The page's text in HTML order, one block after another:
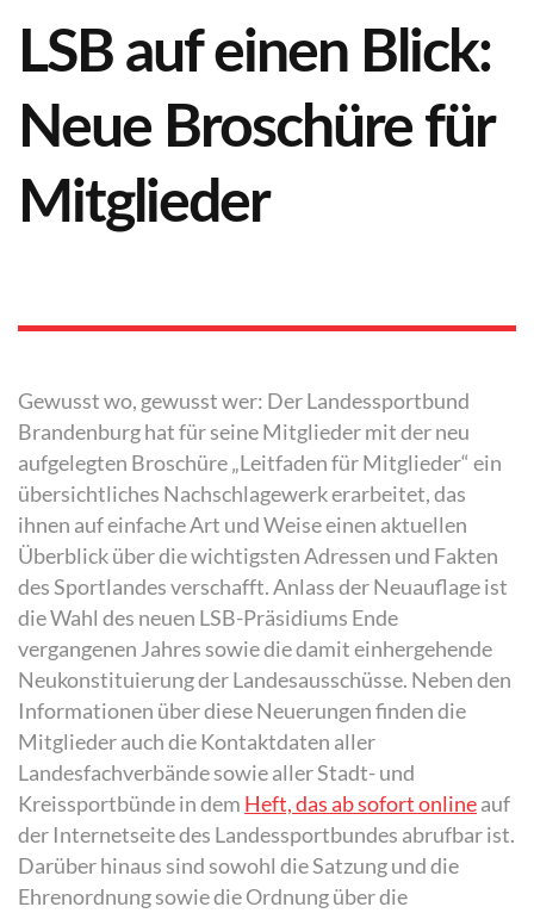
LSB auf einen Blick:
Neue Broschüre für
Mitglieder
Gewusst wo, gewusst wer: Der Landessportbund
Brandenburg hat für seine Mitglieder mit der neu
aufgelegten Broschüre „Leitfaden für Mitglieder“ ein
übersichtliches Nachschlagewerk erarbeitet, das
ihnen auf einfache Art und Weise einen aktuellen
Überblick über die wichtigsten Adressen und Fakten
des Sportlandes verschafft. Anlass der Neuauflage ist
die Wahl des neuen LSB-Präsidiums Ende
vergangenen Jahres sowie die damit einhergehende
Neukonstituierung der Landesausschüsse. Neben den
Informationen über diese Neuerungen finden die
Mitglieder auch die Kontaktdaten aller
Landesfachverbände sowie aller Stadt- und
Kreissportbünde in dem Heft, das ab sofort onlineauf
der Internetseite des Landessportbundes abrufbar ist.
Darüber hinaus sind sowohl die Satzung und die
Ehrenordnung sowie die Ordnung über die